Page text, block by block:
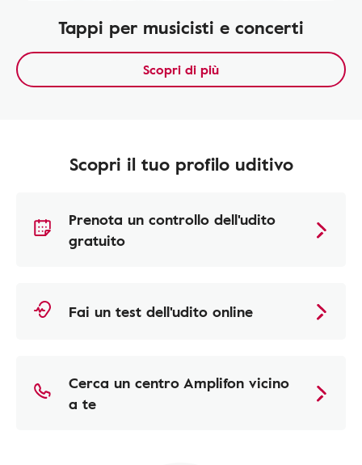
Tappi per musicisti e concerti
Scopri di più
Scopri il tuo profilo uditivo
Prenota un controllo dell'udito
gratuito
Fai un test dell'udito online
Cerca un centro Amplifon vicino
a te